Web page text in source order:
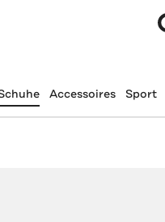
Accessoires Sport